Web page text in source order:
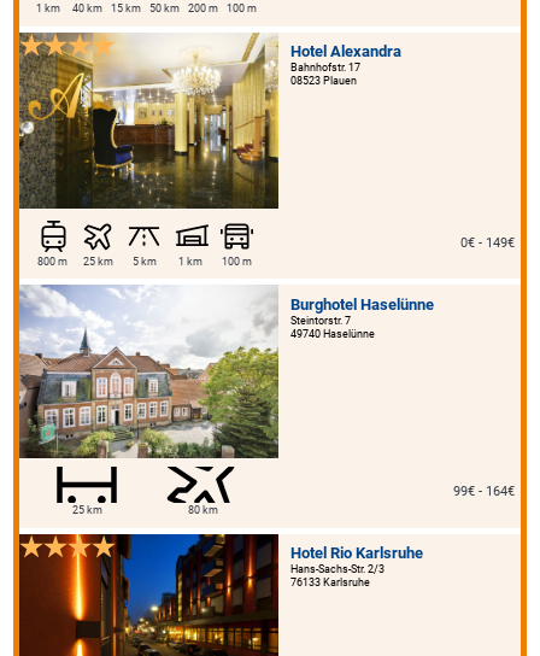
1 km 40 km 15 km 50 km 200 m 100 m
Hotel Alexandra
Bahnhofstr. 17
08523 Plauen
800 m 25 km 5 km 1 km 100 m
0€ - 149€
Burghotel Haselünne
Steintorstr. 7
49740 Haselünne
25 km 80 km
99€ - 164€
Hotel Rio Karlsruhe
Hans-Sachs-Str. 2/3
76133 Karlsruhe